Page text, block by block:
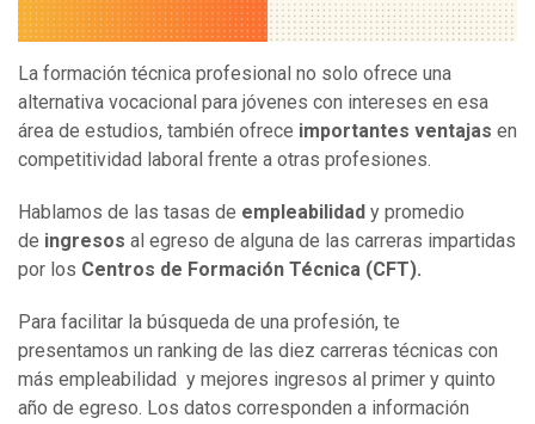
La formación técnica profesional no solo ofrece una
alternativa vocacional para jóvenes con intereses en esa
área de estudios, también ofrece importantes ventajas en
competitividad laboral frente a otras profesiones.
Hablamos de las tasas de empleabilidad y promedio
de ingresos al egreso de alguna de las carreras impartidas
por los Centros de Formación Técnica (CFT).
Para facilitar la búsqueda de una profesión, te
presentamos un ranking de las diez carreras técnicas con
más empleabilidad y mejores ingresos al primer y quinto
año de egreso. Los datos corresponden a información